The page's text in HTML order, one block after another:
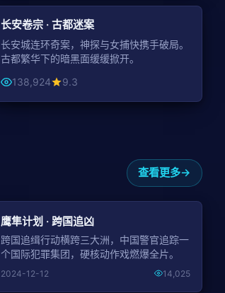
古装
长安卷宗 · 古都迷案
长安城连环奇案，神探与女捕快携手破局。
古都繁华下的暗黑面缓缓掀开。
138,924
9.3
查看更多
鹰隼计划 · 跨国追凶
跨国追缉行动横跨三大洲，中国警官追踪一
个国际犯罪集团，硬核动作戏燃爆全片。
2024-12-12 14,025